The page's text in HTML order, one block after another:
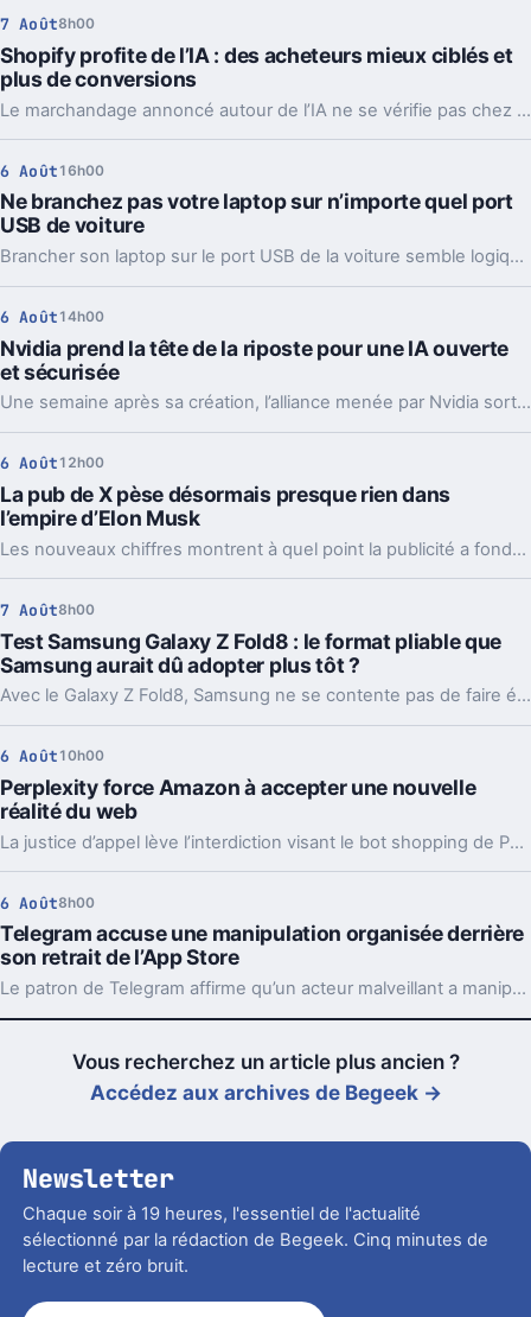
7 Août8h00
Shopify profite de l’IA : des acheteurs mieux ciblés et
plus de conversions
Le marchandage annoncé autour de l’IA ne se vérifie pas chez Shopify. La plateforme dit voir tripler le trafic et les commandes venus des assistants.
6 Août 16h00
Ne branchez pas votre laptop sur n’importe quel port
USB de voiture
Brancher son laptop sur le port USB de la voiture semble logique. En pratique, la puissance manque souvent, sauf rares exceptions bien identifiées.
6 Août 14h00
Nvidia prend la tête de la riposte pour une IA ouverte
et sécurisée
Une semaine après sa création, l’alliance menée par Nvidia sort déjà des propositions concrètes pour sécuriser l’IA ouverte. Et ce timing compte.
6 Août 12h00
La pub de X pèse désormais presque rien dans
l’empire d’Elon Musk
Les nouveaux chiffres montrent à quel point la publicité a fondu sur X depuis 2022. Et même en légère hausse sur un trimestre, elle pèse peu dans l’ensemble.
7 Août8h00
Test Samsung Galaxy Z Fold8 : le format pliable que
Samsung aurait dû adopter plus tôt ?
Avec le Galaxy Z Fold8, Samsung ne se contente pas de faire évoluer son smartphone pliable : il change complètement sa philosophie avec un appareil plus court, plus large et étonnamment compact. Un choix qui fonctionne particulièrement bien au quotidien, même si les concessions faites sur la photo et l’autonomie sont difficiles à ignorer sur un smartphone vendu à partir de 1 999 euros.
6 Août 10h00
Perplexity force Amazon à accepter une nouvelle
réalité du web
La justice d’appel lève l’interdiction visant le bot shopping de Perplexity sur Amazon. Une victoire nette, mais loin d’être la fin du match.
6 Août8h00
Telegram accuse une manipulation organisée derrière
son retrait de l’App Store
Le patron de Telegram affirme qu’un acteur malveillant a manipulé les signalements pour faire retirer l’app par Apple. Un précédent qui inquiète vraiment.
Vous recherchez un article plus ancien ?
Accédez aux archives de Begeek →
Newsletter
Chaque soir à 19 heures, l'essentiel de l'actualité
sélectionné par la rédaction de Begeek. Cinq minutes de
lecture et zéro bruit.